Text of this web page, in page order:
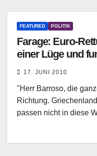
FEATURED POLITIK
Farage: Euro-
einer Lüge und
17. JUNI 2010
"Herr Barroso, die
Richtung.
passen nicht in diese